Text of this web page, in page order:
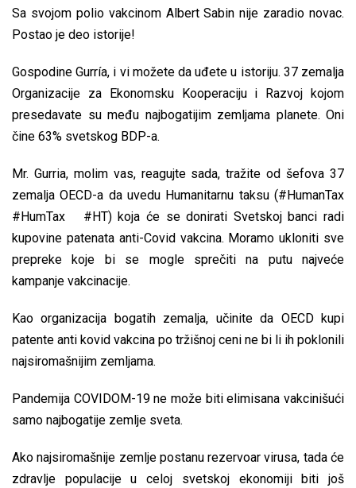
Sa svojom polio vakcinom Albert Sabin nije zaradio novac.
Postao je deo istorije!
Gospodine Gurría, i vi možete da uđete u istoriju. 37 zemalja
Organizacije za Ekonomsku Kooperaciju i Razvoj kojom
presedavate su među najbogatijim zemljama planete. Oni
čine 63% svetskog BDP-a.
Mr. Gurria, molim vas, reagujte sada, tražite od šefova 37
zemalja OECD-a da uvedu Humanitarnu taksu (#HumanTax
#HumTax #HT) koja će se donirati Svetskoj banci radi
kupovine patenata anti-Covid vakcina. Moramo ukloniti sve
prepreke koje bi se mogle sprečiti na putu najveće
kampanje vakcinacije.
Kao organizacija bogatih zemalja, učinite da OECD kupi
patente anti kovid vakcina po tržišnoj ceni ne bi li ih poklonili
najsiromašnijim zemljama.
Pandemija COVIDOM-19 ne može biti elimisana vakcinišući
samo najbogatije zemlje sveta.
Ako najsiromašnije zemlje postanu rezervoar virusa, tada će
zdravlje populacije u celoj svetskoj ekonomiji biti još